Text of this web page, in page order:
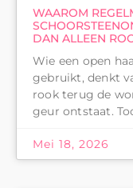
WAAROM
DAN ALLEEN
Wie een open
gebruikt, denkt
rook terug de
geur ontstaat.
Mei 18, 2026